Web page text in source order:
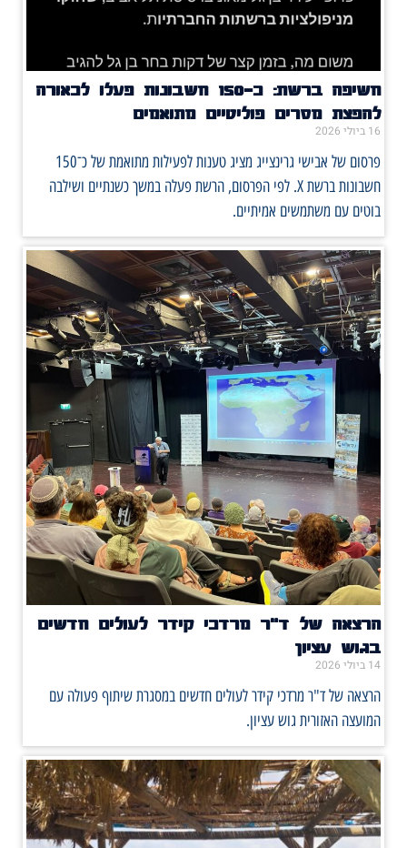
חשיפה ברשת: כ־150 חשבונות פעלו לכאורה
להפצת מסרים פוליטיים מתואמים
16 ביולי 2026
פרסום של אבישי גרינצייג מציג טענות לפעילות מתואמת של כ־150
חשבונות ברשת X. לפי הפרסום, הרשת פעלה במשך כשנתיים ושילבה
בוטים עם משתמשים אמיתיים.
הרצאה של ד"ר מרדכי קידר לעולים חדשים
בגוש עציון
14 ביולי 2026
הרצאה של ד"ר מרדכי קידר לעולים חדשים במסגרת שיתוף פעולה עם
המועצה האזורית גוש עציון.